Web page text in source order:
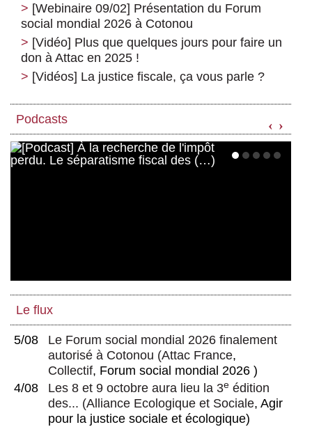
[Webinaire 09/02] Présentation du Forum
social mondial 2026 à Cotonou
[Vidéo] Plus que quelques jours pour faire un
don à Attac en 2025 !
[Vidéos] La justice fiscale, ça vous parle ?
Podcasts ‹ ›
Le flux
5/08
Le Forum social mondial 2026 finalement
autorisé à Cotonou (Attac France,
Collectif, Forum social mondial 2026 )
4/08
Les 8 et 9 octobre aura lieu la 3e édition
des... (Alliance Ecologique et Sociale, Agir
pour la justice sociale et écologique)